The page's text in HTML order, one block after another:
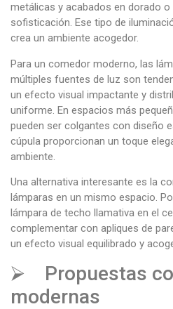
metálicas y acabados en dorado
sofisticación. Ese tipo de
crea un ambiente acogedor.
Para un comedor moderno, las
múltiples fuentes de luz son
un efecto visual impactante y
uniforme. En espacios más
pueden ser colgantes con diseño
cúpula proporcionan un toque
ambiente.
Una alternativa interesante es la
lámparas en un mismo espacio.
lámpara de techo llamativa en el
complementar con apliques de
un efecto visual equilibrado y
⮚ Propuestas
modernas